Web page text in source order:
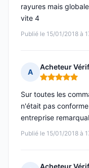
Publié le 15/01/2018 à
rayures mais
vite 4
A
Acheteur
Note : 5 sur 5
Publié le 15/01/2018 à
Sur toutes les
n'était pas
entreprise